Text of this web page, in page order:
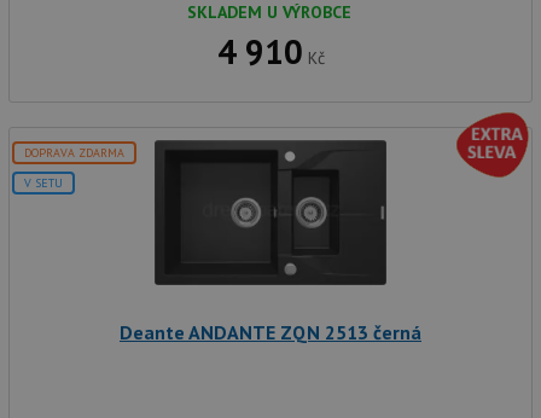
SKLADEM U VÝROBCE
4 910 Kč
DOPRAVA ZDARMA
V SETU
Deante ANDANTE ZQN 2513 černá